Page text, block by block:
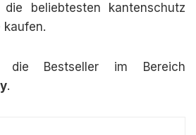
beliebtesten kantenschutz
kaufen.
Bestseller im Bereich
.